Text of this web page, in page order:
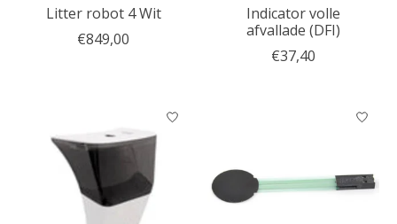
Litter robot 4 Wit
€849,00
Indicator volle
afvallade (DFI)
€37,40